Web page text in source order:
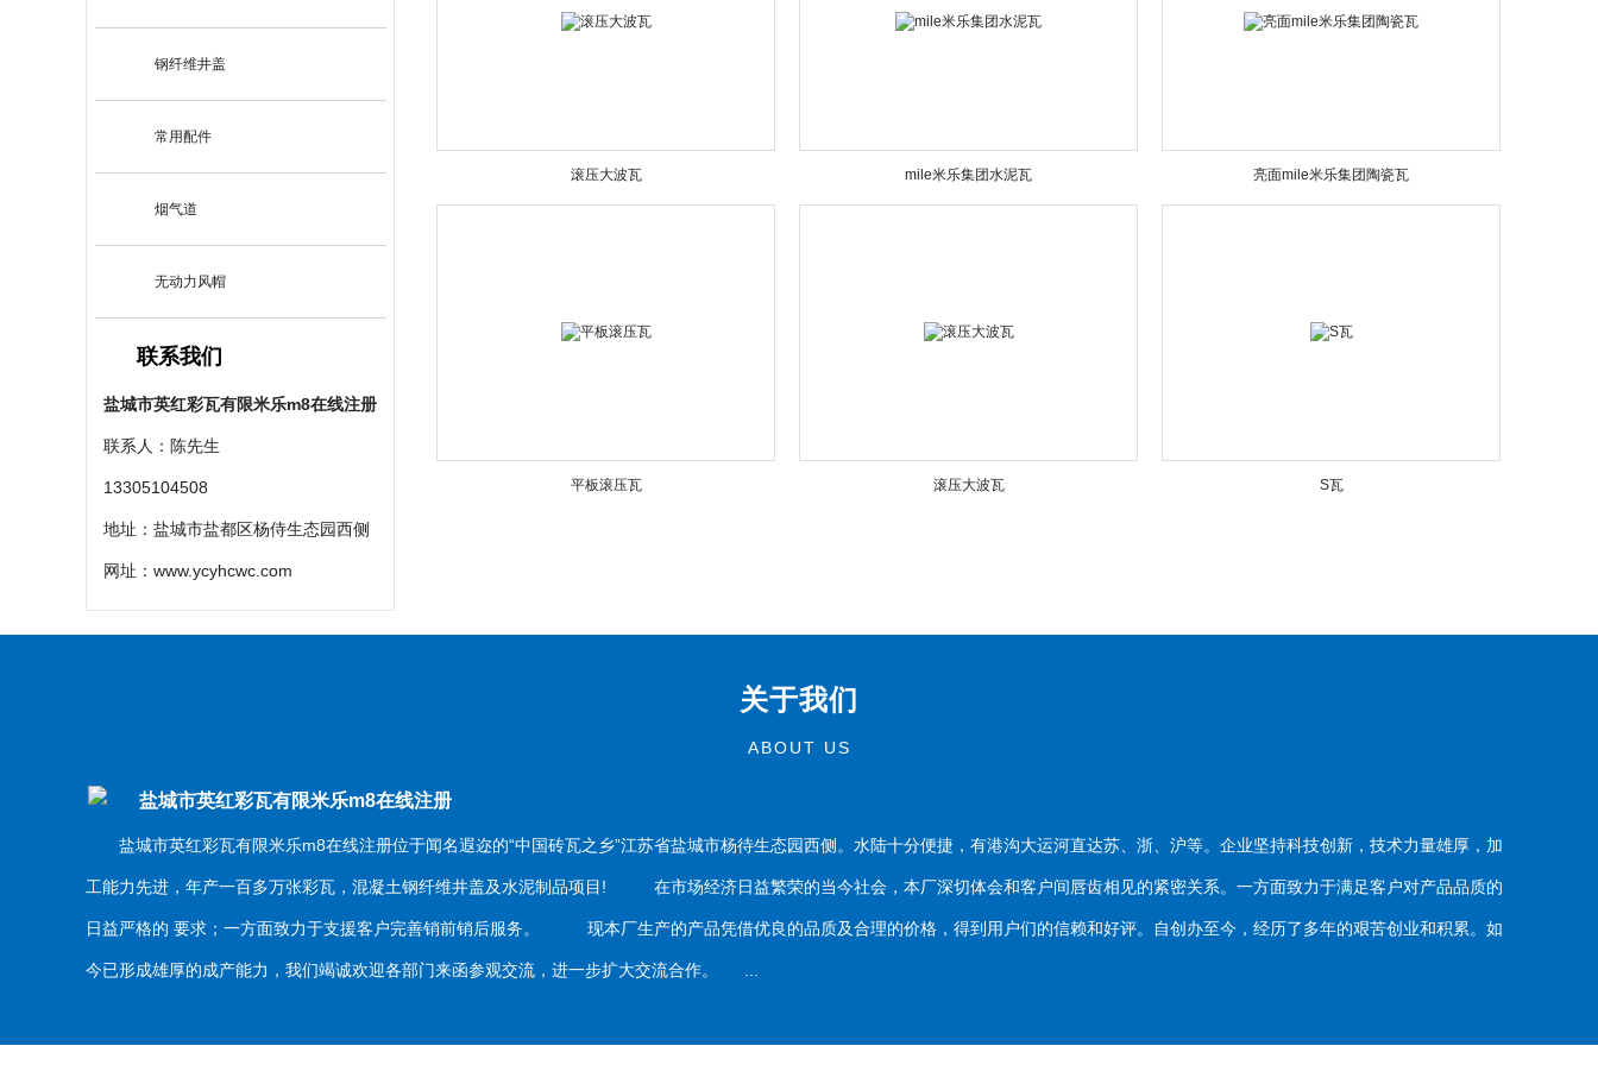
钢纤维井盖
常用配件
烟气道
无动力风帽
联系我们
盐城市英红彩瓦有限米乐m8在线注册
联系人：陈先生
13305104508
地址：盐城市盐都区杨侍生态园西侧
网址： www.ycyhcwc.com
滚压大波瓦 mile米乐集团水泥瓦 亮面mile米乐集团陶瓷瓦
平板滚压瓦 滚压大波瓦 S瓦
关于我们
ABOUT US
盐城市英红彩瓦有限米乐m8在线注册
盐城市英红彩瓦有限米乐m8在线注册位于闻名遐迩的“中国砖瓦之乡”江苏省盐城市杨待生态园西侧。水陆十分便捷，有港沟大运河直达苏、浙、沪等。企业坚持科技创新，技术力量雄厚，加
工能力先进，年产一百多万张彩瓦，混凝土钢纤维井盖及水泥制品项目! 在市场经济日益繁荣的当今社会，本厂深切体会和客户间唇齿相见的紧密关系。一方面致力于满足客户对产品品质的
日益严格的 要求；一方面致力于支援客户完善销前销后服务。 现本厂生产的产品凭借优良的品质及合理的价格，得到用户们的信赖和好评。自创办至今，经历了多年的艰苦创业和积累。如
今已形成雄厚的成产能力，我们竭诚欢迎各部门来函参观交流，进一步扩大交流合作。 ...